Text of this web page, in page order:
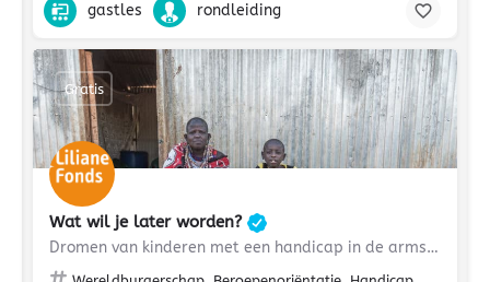
gastles rondleiding
Wat wil je later worden?
Dromen van kinderen met een handicap in de armste landen van de wereld
Gratis